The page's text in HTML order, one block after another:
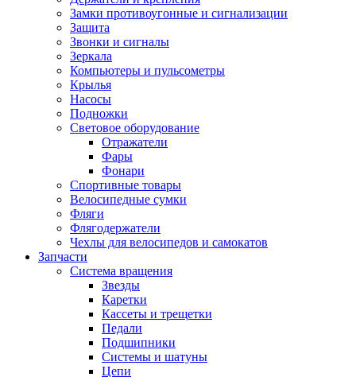
Замки противоугонные и сигнализации
Защита
Звонки и сигналы
Зеркала
Компьютеры и пульсометры
Крылья
Насосы
Подножки
Световое оборудование
Отражатели
Фары
Фонари
Спортивные товары
Велосипедные сумки
Фляги
Флягодержатели
Чехлы для велосипедов и самокатов
Запчасти
Система вращения
Звезды
Каретки
Кассеты и трещетки
Педали
Подшипники
Системы и шатуны
Цепи